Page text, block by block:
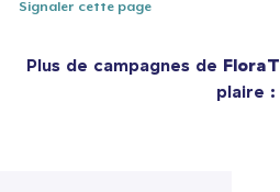
Signaler cette page
Plus de campagnes de FloraT
plaire :